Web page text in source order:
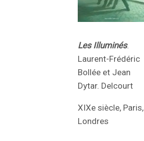
Les Illuminés.
Laurent-Frédéric
Bollée et Jean
Dytar. Delcourt
XIXe siècle, Paris,
Londres